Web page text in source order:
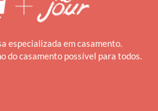
especializada em casamento.
do casamento possível para todos.